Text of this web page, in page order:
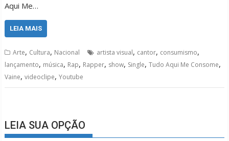
Aqui Me…
LEIA MAIS
Arte, Cultura, Nacional artista visual, cantor, consumismo,
lançamento, música, Rap, Rapper, show, Single,Tudo Aqui Me Consome,
Vaine,videoclipe,Youtube
LEIA SUA OPÇÃO